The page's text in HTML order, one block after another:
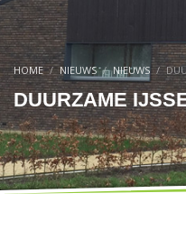
HOME NIEUWS NIEUWS
DUURZAME